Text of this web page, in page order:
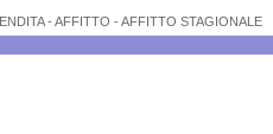
- AFFITTO - AFFITTO STAGIONALE